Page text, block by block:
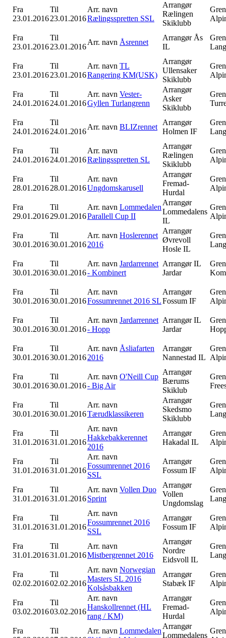
Fra
23.01.2016
Til
23.01.2016
Arr. navn
Rælingsspretten SSL
Arrangør
Rælingen
Skiklubb
Gren
Fra
23.01.2016
Til
23.01.2016
Arr. navn Åsrennet
Arrangør Ås
IL
Gren
Fra
23.01.2016
Til
23.01.2016
Arr. navn TL
Rangering KM(USK)
Arrangør
Ullensaker
Skiklubb
Gren
Fra
24.01.2016
Til
24.01.2016
Arr. navn Vester-
Gyllen Turlangrenn
Arrangør
Asker
Skiklubb
Gren
Fra
24.01.2016
Til
24.01.2016
Arr. navn BLIZrennet
Arrangør
Holmen IF
Gren
Fra
24.01.2016
Til
24.01.2016
Arr. navn
Rælingsspretten SL
Arrangør
Rælingen
Skiklubb
Gren
Fra
28.01.2016
Til
28.01.2016
Arr. navn
Ungdomskarusell
Arrangør
Fremad-
Hurdal
Gren
Fra
29.01.2016
Til
29.01.2016
Arr. navn Lommedalen
Parallell Cup II
Arrangør
Lommedalens
IL
Gren
Fra
30.01.2016
Til
30.01.2016
Arr. navn Hoslerennet
2016
Arrangør
Øvrevoll
Hosle IL
Gren
Fra
30.01.2016
Til
30.01.2016
Arr. navn Jardarrennet
- Kombinert
Arrangør IL
Jardar
Gren
Fra
30.01.2016
Til
30.01.2016
Arr. navn
Fossumrennet 2016 SL
Arrangør
Fossum IF
Gren
Fra
30.01.2016
Til
30.01.2016
Arr. navn Jardarrennet
- Hopp
Arrangør IL
Jardar
Gren
Fra
30.01.2016
Til
30.01.2016
Arr. navn Åsliafarten
2016
Arrangør
Nannestad IL
Gren
Fra
30.01.2016
Til
30.01.2016
Arr. navn O'Neill Cup
- Big Air
Arrangør
Bærums
Skiklub
Gren
Fra
30.01.2016
Til
30.01.2016
Arr. navn
Tærudklassikeren
Arrangør
Skedsmo
Skiklubb
Gren
Fra
31.01.2016
Til
31.01.2016
Arr. navn
Hakkebakkerennet
2016
Arrangør
Hakadal IL
Gren
Fra
31.01.2016
Til
31.01.2016
Arr. navn
Fossumrennet 2016
SSL
Arrangør
Fossum IF
Gren
Fra
31.01.2016
Til
31.01.2016
Arr. navn Vollen Duo
Sprint
Arrangør
Vollen
Ungdomslag
Gren
Fra
31.01.2016
Til
31.01.2016
Arr. navn
Fossumrennet 2016
SSL
Arrangør
Fossum IF
Gren
Fra
31.01.2016
Til
31.01.2016
Arr. navn
Mistbergrennet 2016
Arrangør
Nordre
Eidsvoll IL
Gren
Fra
02.02.2016
Til
02.02.2016
Arr. navn Norwegian
Masters SL 2016
Kolsåsbakken
Arrangør
Stabæk IF
Gren
Fra
03.02.2016
Til
03.02.2016
Arr. navn
Hanskollrennet (HL
rang / KM)
Arrangør
Fremad-
Hurdal
Gren
Fra
Til
Arr. navn Lommedalen
Arrangør
Lommedalens
Gren